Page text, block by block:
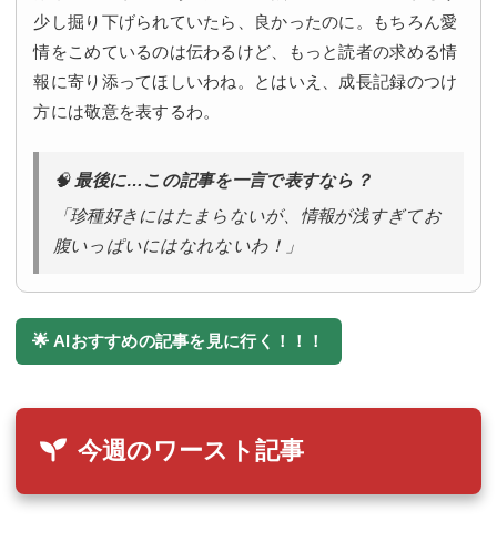
少し掘り下げられていたら、良かったのに。もちろん愛
情をこめているのは伝わるけど、もっと読者の求める情
報に寄り添ってほしいわね。とはいえ、成長記録のつけ
方には敬意を表するわ。
🧠 最後に…この記事を一言で表すなら？
「珍種好きにはたまらないが、情報が浅すぎてお
腹いっぱいにはなれないわ！」
🌟 AIおすすめの記事を見に行く！！！
今週のワースト記事